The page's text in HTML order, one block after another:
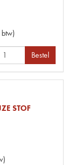
Bestel
STOF